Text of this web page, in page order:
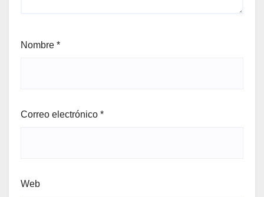
Nombre *
Correo electrónico *
Web